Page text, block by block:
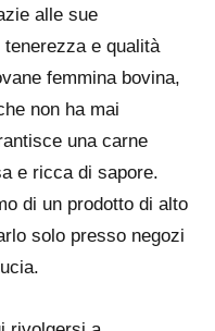
alle sue
e qualità
femmina bovina,
non ha mai
una carne
e ricca di sapore.
di un prodotto di alto
solo presso negozi